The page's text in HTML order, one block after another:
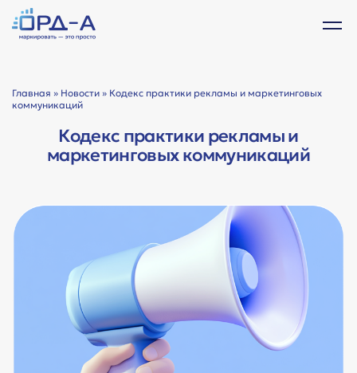
Главная » Новости » Кодекс практики рекламы и маркетинговых
коммуникаций
Кодекс практики рекламы и
маркетинговых коммуникаций